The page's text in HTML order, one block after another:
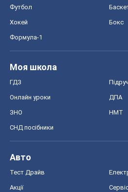
Футбол
Хокей Бокс
Формула-1
Моя школа
ГДЗ
Онлайн уроки ДПА
ЗНО НМТ
СНД посібники
Авто
Тест Драйв
Акції